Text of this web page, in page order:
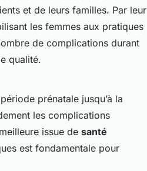
et de leurs familles. Par leur
les femmes aux pratiques
de complications durant
qualité.
prénatale jusqu’à la
les complications
issue de santé
est fondamentale pour